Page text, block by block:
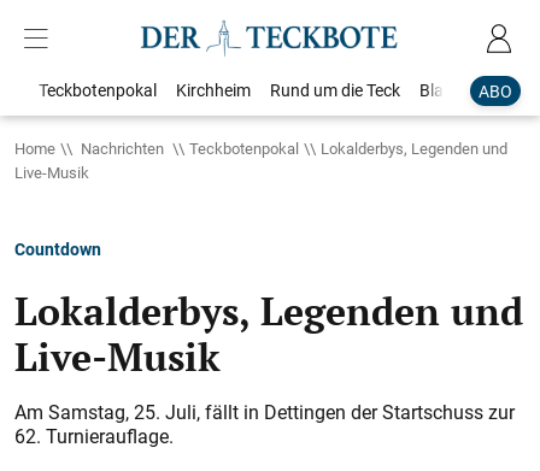
ABO
Teckbotenpokal Kirchheim Rund um die Teck Blaulicht
Home Nachrichten Teckbotenpokal
Lokalderbys, Legenden und
Live-Musik
Countdown
Lokalderbys, Legenden und
Live-Musik
Am Samstag, 25. Juli, fällt in Dettingen der Startschuss zur
62. Turnierauflage.